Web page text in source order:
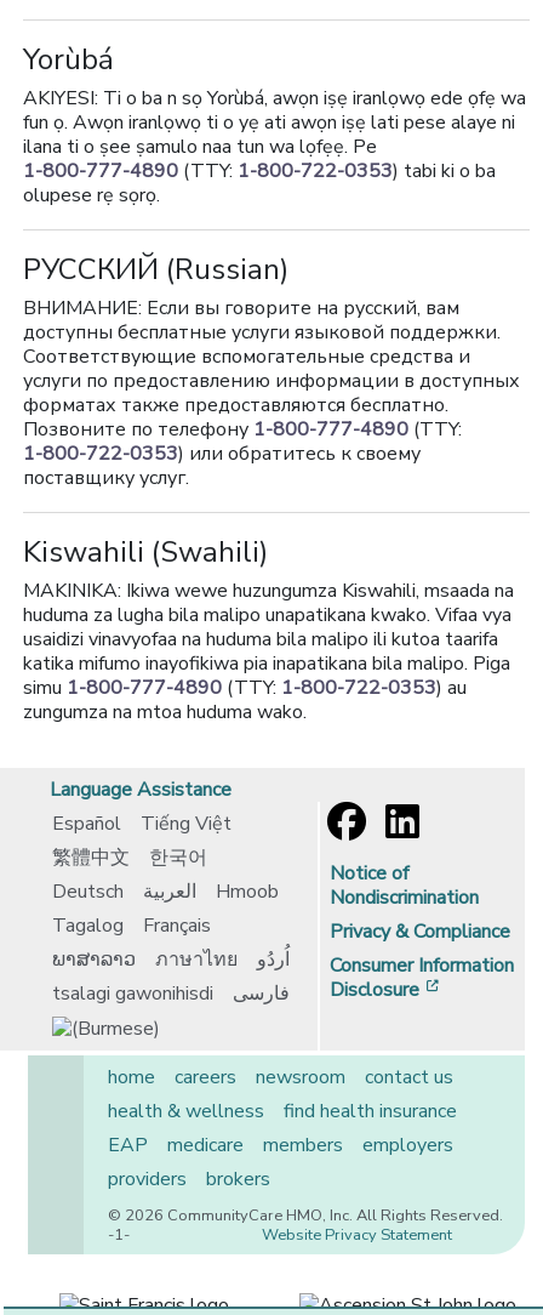
Yorùbá
AKIYESI: Ti o ba n sọ Yorùbá, awọn iṣẹ iranlọwọ ede ọfẹ wa
fun ọ. Awọn iranlọwọ ti o yẹ ati awọn iṣẹ lati pese alaye ni
ilana ti o ṣee ṣamulo naa tun wa lọfẹẹ. Pe
1-800-777-4890 (TTY: 1-800-722-0353) tabi ki o ba
olupese rẹ sọrọ.
РУССКИЙ (Russian)
ВНИМАНИЕ: Если вы говорите на русский, вам
доступны бесплатные услуги языковой поддержки.
Соответствующие вспомогательные средства и
услуги по предоставлению информации в доступных
форматах также предоставляются бесплатно.
Позвоните по телефону 1-800-777-4890 (TTY:
1-800-722-0353) или обратитесь к своему
поставщику услуг.
Kiswahili (Swahili)
MAKINIKA: Ikiwa wewe huzungumza Kiswahili, msaada na
huduma za lugha bila malipo unapatikana kwako. Vifaa vya
usaidizi vinavyofaa na huduma bila malipo ili kutoa taarifa
katika mifumo inayofikiwa pia inapatikana bila malipo. Piga
simu 1-800-777-4890 (TTY: 1-800-722-0353) au
zungumza na mtoa huduma wako.
Language Assistance
Español
Tiếng Việt
繁體中文
한국어
Deutsch
العربية
Hmoob
Tagalog
Français
ພາສາລາວ
ภาษาไทย
اُردُو
tsalagi gawonihisdi
فارسی
Notice of
Nondiscrimination
Privacy & Compliance
Consumer Information
Disclosure
home careers newsroom
contact us
health & wellness
find health insurance
EAP
medicare members
employers
providers
brokers
© 2026 CommunityCare HMO, Inc. All Rights Reserved.
Website Privacy Statement
-1-